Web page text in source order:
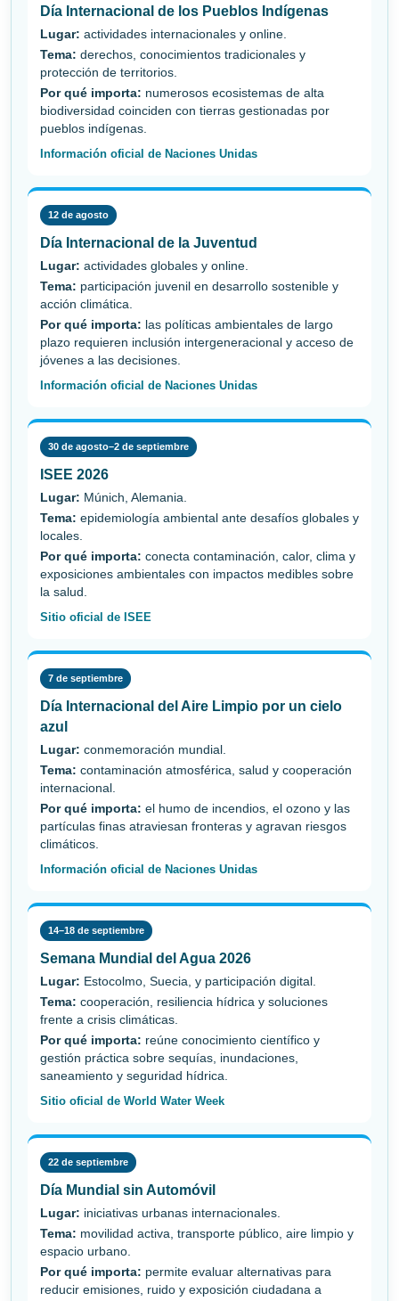
Día Internacional de los Pueblos Indígenas
Lugar: actividades internacionales y online.
Tema: derechos, conocimientos tradicionales y
protección de territorios.
Por qué importa: numerosos ecosistemas de alta
biodiversidad coinciden con tierras gestionadas por
pueblos indígenas.
Información oficial de Naciones Unidas
12 de agosto
Día Internacional de la Juventud
Lugar: actividades globales y online.
Tema: participación juvenil en desarrollo sostenible y
acción climática.
Por qué importa: las políticas ambientales de largo
plazo requieren inclusión intergeneracional y acceso de
jóvenes a las decisiones.
Información oficial de Naciones Unidas
30 de agosto–2 de septiembre
ISEE 2026
Lugar: Múnich, Alemania.
Tema: epidemiología ambiental ante desafíos globales y
locales.
Por qué importa: conecta contaminación, calor, clima y
exposiciones ambientales con impactos medibles sobre
la salud.
Sitio oficial de ISEE
7 de septiembre
Día Internacional del Aire Limpio por un cielo
azul
Lugar: conmemoración mundial.
Tema: contaminación atmosférica, salud y cooperación
internacional.
Por qué importa: el humo de incendios, el ozono y las
partículas finas atraviesan fronteras y agravan riesgos
climáticos.
Información oficial de Naciones Unidas
14–18 de septiembre
Semana Mundial del Agua 2026
Lugar: Estocolmo, Suecia, y participación digital.
Tema: cooperación, resiliencia hídrica y soluciones
frente a crisis climáticas.
Por qué importa: reúne conocimiento científico y
gestión práctica sobre sequías, inundaciones,
saneamiento y seguridad hídrica.
Sitio oficial de World Water Week
22 de septiembre
Día Mundial sin Automóvil
Lugar: iniciativas urbanas internacionales.
Tema: movilidad activa, transporte público, aire limpio y
espacio urbano.
Por qué importa: permite evaluar alternativas para
reducir emisiones, ruido y exposición ciudadana a